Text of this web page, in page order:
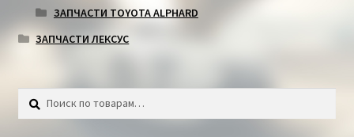
ЗАПЧАСТИ TOYOTA ALPHARD
ЗАПЧАСТИ ЛЕКСУС
Искать:
Поиск